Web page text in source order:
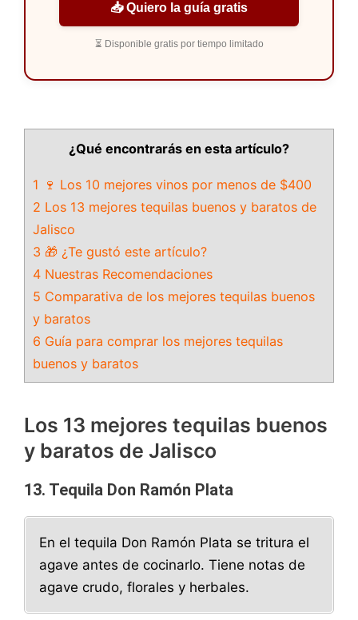
📥 Quiero la guía gratis
⏳ Disponible gratis por tiempo limitado
¿Qué encontrarás en esta artículo?
1 🍷 Los 10 mejores vinos por menos de $400
2 Los 13 mejores tequilas buenos y baratos de
Jalisco
3 🎁 ¿Te gustó este artículo?
4 Nuestras Recomendaciones
5 Comparativa de los mejores tequilas buenos
y baratos
6 Guía para comprar los mejores tequilas
buenos y baratos
Los 13 mejores tequilas buenos
y baratos de Jalisco
13. Tequila Don Ramón Plata
En el tequila Don Ramón Plata se tritura el
agave antes de cocinarlo. Tiene notas de
agave crudo, florales y herbales.